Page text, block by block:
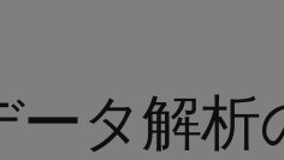
ータ解析